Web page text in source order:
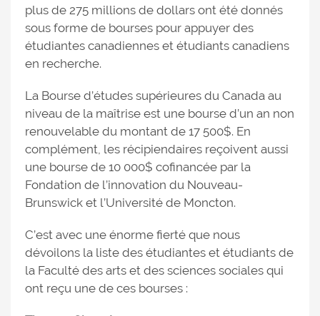
plus de 275 millions de dollars ont été donnés
sous forme de bourses pour appuyer des
étudiantes canadiennes et étudiants canadiens
en recherche.
La Bourse d’études supérieures du Canada au
niveau de la maîtrise est une bourse d’un an non
renouvelable du montant de 17 500$. En
complément, les récipiendaires reçoivent aussi
une bourse de 10 000$ cofinancée par la
Fondation de l’innovation du Nouveau-
Brunswick et l’Université de Moncton.
C’est avec une énorme fierté que nous
dévoilons la liste des étudiantes et étudiants de
la Faculté des arts et des sciences sociales qui
ont reçu une de ces bourses :